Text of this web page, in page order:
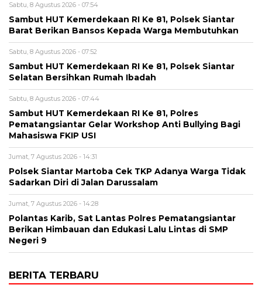
Sabtu, 8 Agustus 2026 - 07:54
Sambut HUT Kemerdekaan RI Ke 81, Polsek Siantar
Barat Berikan Bansos Kepada Warga Membutuhkan
Sabtu, 8 Agustus 2026 - 07:52
Sambut HUT Kemerdekaan RI Ke 81, Polsek Siantar
Selatan Bersihkan Rumah Ibadah
Sabtu, 8 Agustus 2026 - 07:44
Sambut HUT Kemerdekaan RI Ke 81, Polres
Pematangsiantar Gelar Workshop Anti Bullying Bagi
Mahasiswa FKIP USI
Jumat, 7 Agustus 2026 - 14:31
Polsek Siantar Martoba Cek TKP Adanya Warga Tidak
Sadarkan Diri di Jalan Darussalam
Jumat, 7 Agustus 2026 - 14:28
Polantas Karib, Sat Lantas Polres Pematangsiantar
Berikan Himbauan dan Edukasi Lalu Lintas di SMP
Negeri 9
BERITA TERBARU